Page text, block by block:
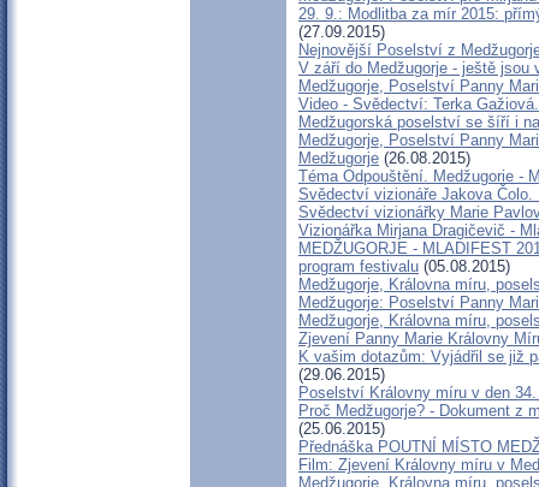
29. 9.: Modlitba za mír 2015:
(27.09.2015)
Nejnovější Poselství z
V září do Medžugorje - ještě jsou
Medžugorje, Poselství Panny
Video - Svědectví: Terka
Medžugorská poselství se šíří i
Medžugorje, Poselství Panny
Medžugorje (26.08.2015)
Téma Odpouštění. Medžugorie -
Svědectví vizionáře Jakova Čolo.
Svědectví vizionářky Marie
Vizionářka Mirjana Dragičevič -
MEDŽUGORJE - MLADIFEST
program festivalu (05.08.2015)
Medžugorje, Královna míru,
Medžugorje: Poselství Panny
Medžugorje, Královna míru,
Zjevení Panny Marie Královny
K vašim dotazům: Vyjádřil se již
(29.06.2015)
Poselství Královny míru v den
Proč Medžugorje? - Dokument z
(25.06.2015)
Přednáška POUTNÍ MÍSTO
Film: Zjevení Královny míru v
Medžugorje, Královna míru,